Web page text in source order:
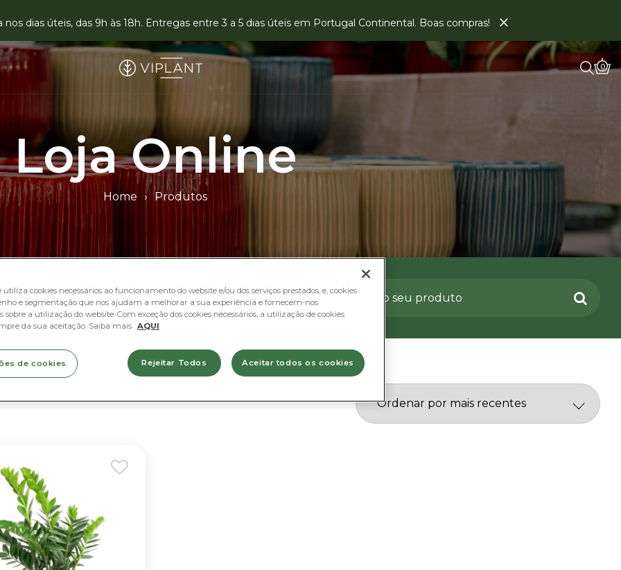
dias úteis, das 9h às 18h. Entregas entre 3 a 5 dias úteis em Portugal Continental. Boas compras! ×
0
Loja Online
Home › Produtos
utiliza cookies necessários ao funcionamento do website e/ou dos serviços prestados, e, cookies
e segmentação que nos ajudam a melhorar a sua experiência e fornecem-nos
sobre a utilização do website. Com exceção dos cookies necessários, a utilização de cookies
da sua aceitação. Saiba mais AQUI
Rejeitar Todos Aceitar todos os cookies
de cookies